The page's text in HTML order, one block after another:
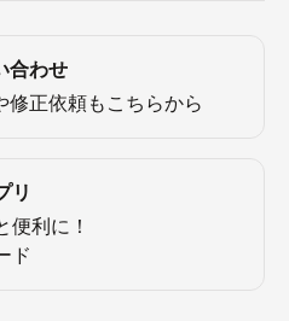
合わせ
修正依頼もこちらから
リ
便利に！
ド